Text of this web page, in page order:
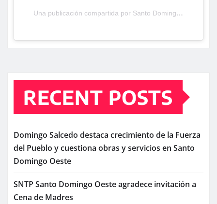
Una publicación compartida por Santo Domingo Oeste TV (@santodomingooestetv)
RECENT POSTS
Domingo Salcedo destaca crecimiento de la Fuerza
del Pueblo y cuestiona obras y servicios en Santo
Domingo Oeste
SNTP Santo Domingo Oeste agradece invitación a
Cena de Madres